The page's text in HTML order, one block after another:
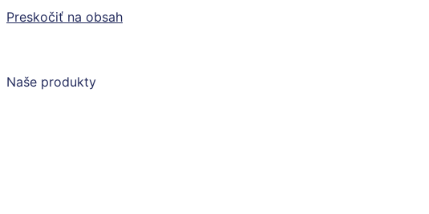
Preskočiť na obsah
Naše produkty